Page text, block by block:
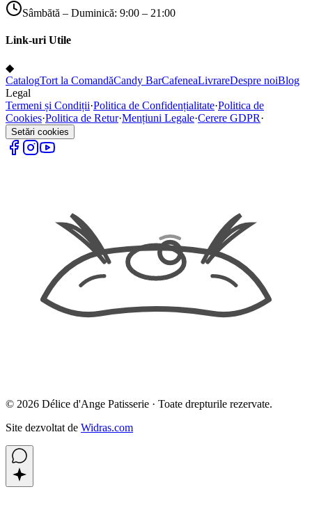
Sâmbătă – Duminică: 9:00 – 21:00
Link-uri Utile
◆
CatalogTort la ComandăCandy BarCafeneaLivrareDespre noiBlog
Legal
Termeni și Condiții·Politica de Confidențialitate·Politica de
Cookies·Politica de Retur·Mențiuni Legale·Cerere GDPR·
Setări cookies
© 2026 Délice d'Ange Patisserie · Toate drepturile rezervate.
Site dezvoltat de Widras.com